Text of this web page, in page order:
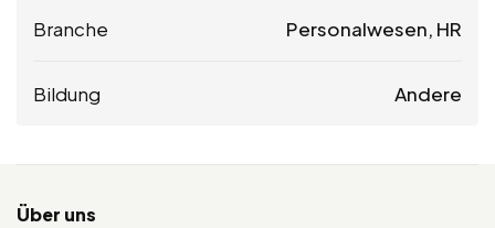
Branche Personalwesen, HR
Bildung Andere
Über uns